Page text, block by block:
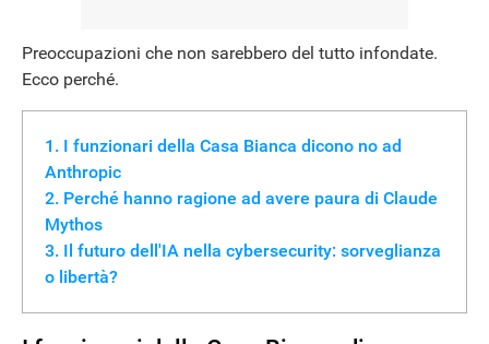
Preoccupazioni che non sarebbero del tutto infondate.
Ecco perché.
I funzionari della Casa Bianca dicono no ad
Anthropic
Perché hanno ragione ad avere paura di Claude
Mythos
Il futuro dell'IA nella cybersecurity: sorveglianza
o libertà?